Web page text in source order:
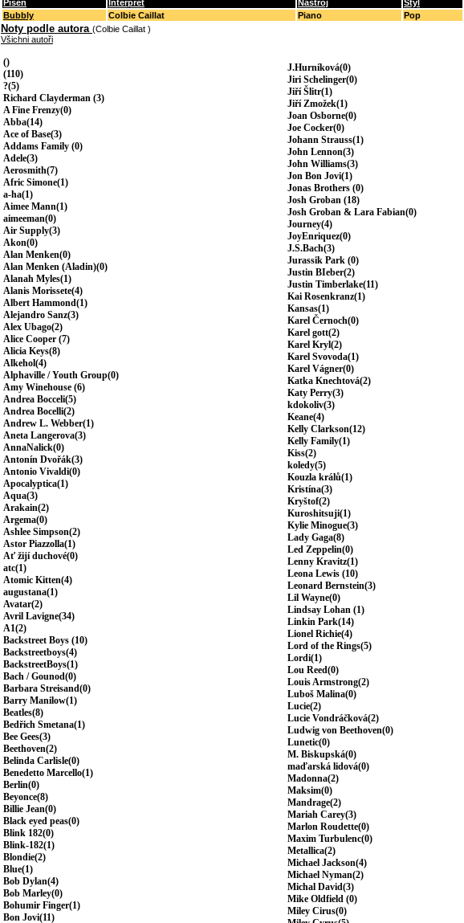
Píseň Interpret Nástroj Styl
Bubbly
Colbie Caillat Piano Pop
Noty podle autora (Colbie Caillat )
Všichni autoři
()
(110)
?(5)
Richard Clayderman (3)
A Fine Frenzy(0)
Abba(14)
Ace of Base(3)
Addams Family (0)
Adele(3)
Aerosmith(7)
Afric Simone(1)
a-ha(1)
Aimee Mann(1)
aimeeman(0)
Air Supply(3)
Akon(0)
Alan Menken(0)
Alan Menken (Aladin)(0)
Alanah Myles(1)
Alanis Morissete(4)
Albert Hammond(1)
Alejandro Sanz(3)
Alex Ubago(2)
Alice Cooper (7)
Alicia Keys(8)
Alkehol(4)
Alphaville / Youth Group(0)
Amy Winehouse (6)
Andrea Bocceli(5)
Andrea Bocelli(2)
Andrew L. Webber(1)
Aneta Langerova(3)
AnnaNalick(0)
Antonín Dvořák(3)
Antonio Vivaldi(0)
Apocalyptica(1)
Aqua(3)
Arakain(2)
Argema(0)
Ashlee Simpson(2)
Astor Piazzolla(1)
Ať žijí duchové(0)
atc(1)
Atomic Kitten(4)
augustana(1)
Avatar(2)
Avril Lavigne(34)
A1(2)
Backstreet Boys (10)
Backstreetboys(4)
BackstreetBoys(1)
Bach / Gounod(0)
Barbara Streisand(0)
Barry Manilow(1)
Beatles(8)
Bedřich Smetana(1)
Bee Gees(3)
Beethoven(2)
Belinda Carlisle(0)
Benedetto Marcello(1)
Berlin(0)
Beyonce(8)
Billie Jean(0)
Black eyed peas(0)
Blink 182(0)
Blink-182(1)
Blondie(2)
Blue(1)
Bob Dylan(4)
Bob Marley(0)
Bohumir Finger(1)
Bon Jovi(11)
J.Hurníková(0)
Jiri Schelinger(0)
Jiří Šlitr(1)
Jiří Zmožek(1)
Joan Osborne(0)
Joe Cocker(0)
Johann Strauss(1)
John Lennon(3)
John Williams(3)
Jon Bon Jovi(1)
Jonas Brothers (0)
Josh Groban (18)
Josh Groban & Lara Fabian(0)
Journey(4)
JoyEnriquez(0)
J.S.Bach(3)
Jurassik Park (0)
Justin BIeber(2)
Justin Timberlake(11)
Kai Rosenkranz(1)
Kansas(1)
Karel Černoch(0)
Karel gott(2)
Karel Kryl(2)
Karel Svovoda(1)
Karel Vágner(0)
Katka Knechtová(2)
Katy Perry(3)
kdokoliv(3)
Keane(4)
Kelly Clarkson(12)
Kelly Family(1)
Kiss(2)
koledy(5)
Kouzla králů(1)
Kristína(3)
Kryštof(2)
Kuroshitsuji(1)
Kylie Minogue(3)
Lady Gaga(8)
Led Zeppelin(0)
Lenny Kravitz(1)
Leona Lewis (10)
Leonard Bernstein(3)
Lil Wayne(0)
Lindsay Lohan (1)
Linkin Park(14)
Lionel Richie(4)
Lord of the Rings(5)
Lordi(1)
Lou Reed(0)
Louis Armstrong(2)
Luboš Malina(0)
Lucie(2)
Lucie Vondráčková(2)
Ludwig von Beethoven(0)
Lunetic(0)
M. Biskupská(0)
maďarská lidová(0)
Madonna(2)
Maksim(0)
Mandrage(2)
Mariah Carey(3)
Marlon Roudette(0)
Maxim Turbulenc(0)
Metallica(2)
Michael Jackson(4)
Michael Nyman(2)
Michal David(3)
Mike Oldfield (0)
Miley Cirus(0)